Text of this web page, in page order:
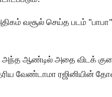
வசூல் செய்த படம்
ஆண்டில் அதை விடக்
வேண்டாமா ரஜினியின்